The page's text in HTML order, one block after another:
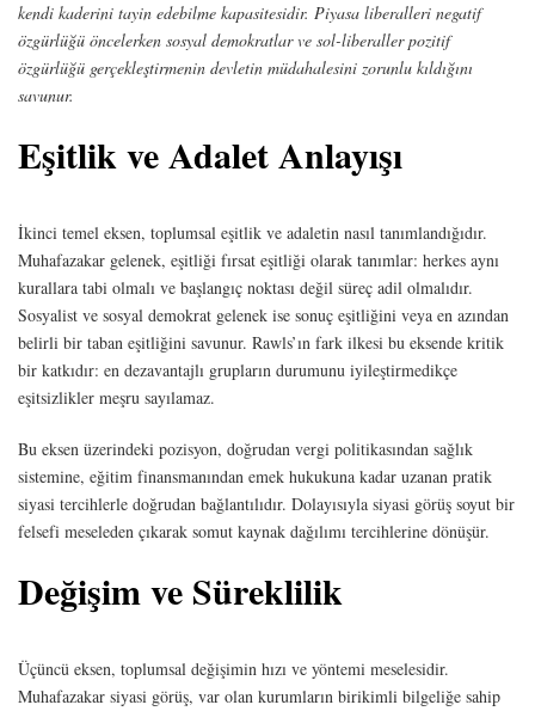
kendi kaderini tayin edebilme kapasitesidir. Piyasa liberalleri negatif
özgürlüğü öncelerken sosyal demokratlar ve sol-liberaller pozitif
özgürlüğü gerçekleştirmenin devletin müdahalesini zorunlu kıldığını
savunur.
Eşitlik ve Adalet Anlayışı
İkinci temel eksen, toplumsal eşitlik ve adaletin nasıl tanımlandığıdır.
Muhafazakar gelenek, eşitliği fırsat eşitliği olarak tanımlar: herkes aynı
kurallara tabi olmalı ve başlangıç noktası değil süreç adil olmalıdır.
Sosyalist ve sosyal demokrat gelenek ise sonuç eşitliğini veya en azından
belirli bir taban eşitliğini savunur. Rawls’ın fark ilkesi bu eksende kritik
bir katkıdır: en dezavantajlı grupların durumunu iyileştirmedikçe
eşitsizlikler meşru sayılamaz.
Bu eksen üzerindeki pozisyon, doğrudan vergi politikasından sağlık
sistemine, eğitim finansmanından emek hukukuna kadar uzanan pratik
siyasi tercihlerle doğrudan bağlantılıdır. Dolayısıyla siyasi görüş soyut bir
felsefi meseleden çıkarak somut kaynak dağılımı tercihlerine dönüşür.
Değişim ve Süreklilik
Üçüncü eksen, toplumsal değişimin hızı ve yöntemi meselesidir.
Muhafazakar siyasi görüş, var olan kurumların birikimli bilgeliğe sahip